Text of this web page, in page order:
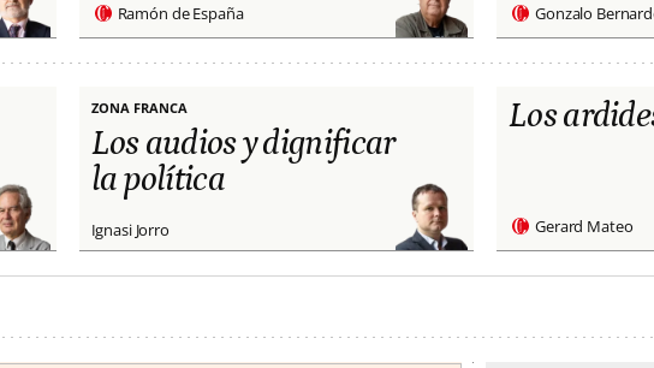
Ramón de España Gonzalo
ZONA FRANCA
Los audios y dignificar
la política
Ignasi Jorro
Los
Gerard Mateo